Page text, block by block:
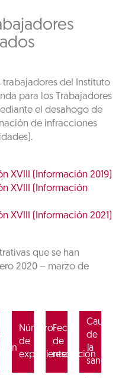
del Instituto
para los Trabajadores
el desahogo de
de infracciones
XVIII (Información 2019)
XVIII (Información
XVIII (Información 2021)
que se han
2020 – marzo de
Número
de
expediente
Fecha
de
resolución
Causa
de
la
sanción